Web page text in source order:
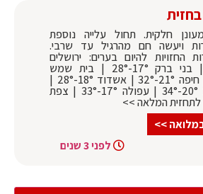
חלקית. תחול עלייה נוספת
ויעשה חם מהרגיל עד שרבי.
החזויות להיום בערים: ירושלים
19°-29° | בני ברק 17°-28° | בית שמש
19°-31° | חיפה 21°-32° | אשדוד 18°-28° |
באר שבע 20°-34° | עפולה 17°-33° | צפת
>>
לפני 3 שנים